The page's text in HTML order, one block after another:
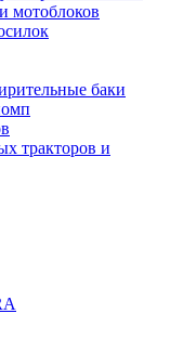
мотоблоков
баки
тракторов и